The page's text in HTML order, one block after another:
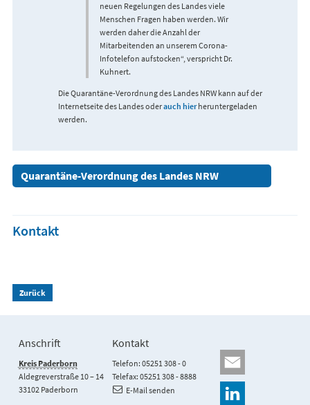
neuen Regelungen des Landes viele
Menschen Fragen haben werden. Wir
werden daher die Anzahl der
Mitarbeitenden an unserem Corona-
Infotelefon aufstocken“, verspricht Dr.
Kuhnert.
Die Quarantäne-Verordnung des Landes NRW kann auf der
Internetseite des Landes oderauch hierheruntergeladen
werden.
Quarantäne-Verordnung des Landes NRW
Kontakt
Zurück
Anschrift
Kreis Paderborn
Aldegreverstraße 10 – 14
33102 Paderborn
Kontakt
Telefon: 05251 308 - 0
Telefax: 05251 308 - 8888
E-Mail senden